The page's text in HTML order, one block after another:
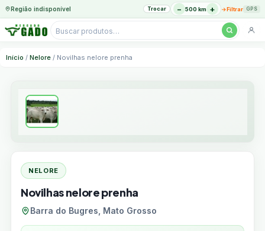
Região indisponível Trocar − 500 km + →Filtrar GPS
Pesquisar
para
Início / Nelore / Novilhas nelore prenha
NELORE
Novilhas nelore prenha
Barra do Bugres, Mato Grosso